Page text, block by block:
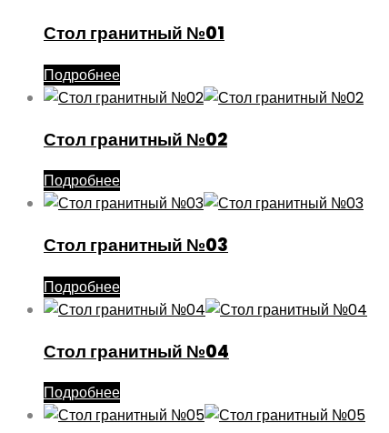
Стол гранитный №01
Подробнее
Стол гранитный №02
Подробнее
Стол гранитный №03
Подробнее
Стол гранитный №04
Подробнее